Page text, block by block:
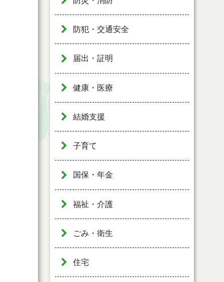
防犯・交通安全
届出・証明
健康・医療
結婚支援
子育て
国保・年金
福祉・介護
ごみ・衛生
住宅